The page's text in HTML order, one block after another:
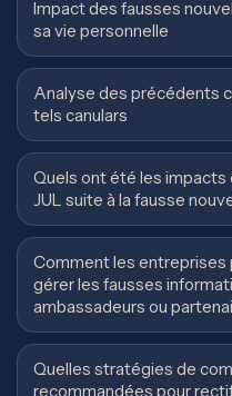
Impact des fausses
sa vie personnelle
Analyse des précédents
tels canulars
Quels ont été les impacts
JUL suite à la fausse
Comment les entreprises
gérer les fausses
ambassadeurs ou
Quelles stratégies de
recommandées pour